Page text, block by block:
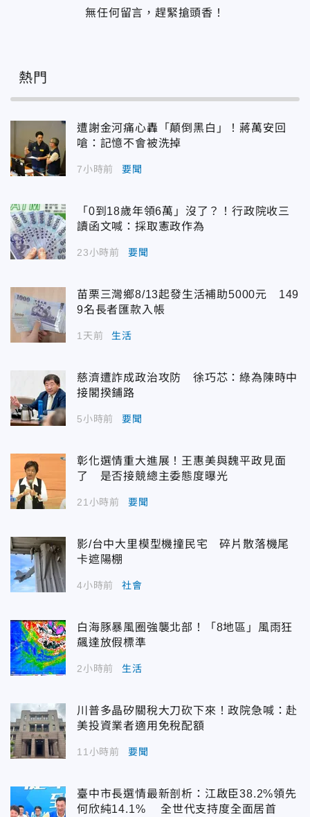
無任何留言，趕緊搶頭香！
熱門
遭謝金河痛心轟「顛倒黑白」！蔣萬安回
嗆：記憶不會被洗掉
7小時前 要聞
「0到18歲年領6萬」沒了？！行政院收三
讀函文喊：採取憲政作為
23小時前 要聞
苗栗三灣鄉8/13起發生活補助5000元 149
9名長者匯款入帳
1天前 生活
慈濟遭詐成政治攻防 徐巧芯：綠為陳時中
接閣揆鋪路
5小時前 要聞
彰化選情重大進展！王惠美與魏平政見面
了 是否接競總主委態度曝光
21小時前 要聞
影/台中大里模型機撞民宅 碎片散落機尾
卡遮陽棚
4小時前 社會
白海豚暴風圈強襲北部！「8地區」風雨狂
飆達放假標準
2小時前 生活
川普多晶矽關稅大刀砍下來！政院急喊：赴
美投資業者適用免稅配額
11小時前 要聞
臺中市長選情最新剖析：江啟臣38.2%領先
何欣純14.1% 全世代支持度全面居首